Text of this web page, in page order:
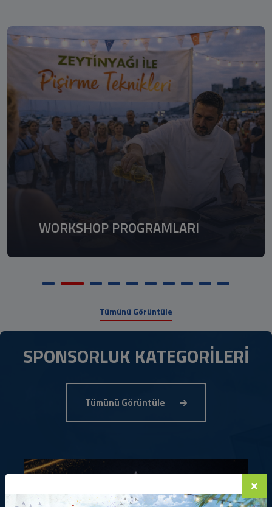
WORKSHOP PROGRAMLARI
Tümünü Görüntüle
SPONSORLUK KATEGORİLERİ
Tümünü Görüntüle